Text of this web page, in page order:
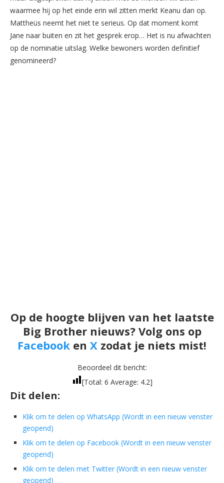
waarmee hij op het einde erin wil zitten merkt Keanu dan op.
Mattheüs neemt het niet te serieus. Op dat moment komt
Jane naar buiten en zit het gesprek erop… Het is nu afwachten
op de nominatie uitslag. Welke bewoners worden definitief
genomineerd?
Op de hoogte blijven van het laatste
Big Brother nieuws? Volg ons op
Facebook en X zodat je niets mist!
Beoordeel dit bericht:
[Total: 6 Average: 4.2]
Dit delen:
Klik om te delen op WhatsApp (Wordt in een nieuw venster
geopend)
Klik om te delen op Facebook (Wordt in een nieuw venster
geopend)
Klik om te delen met Twitter (Wordt in een nieuw venster
geopend)